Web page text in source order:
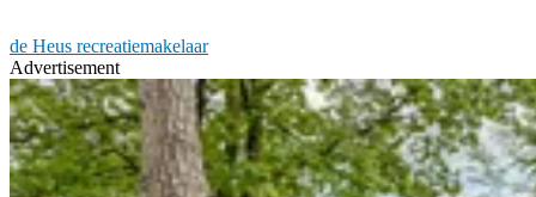
de Heus recreatiemakelaar
Advertisement